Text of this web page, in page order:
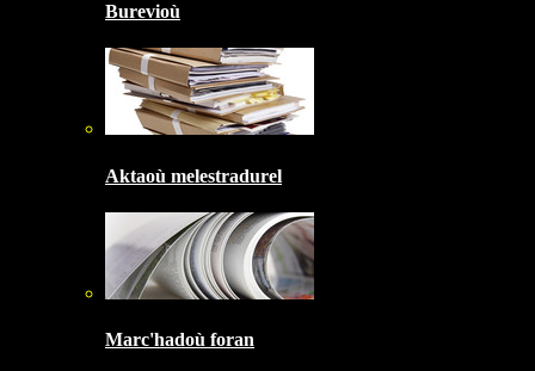
Burevioù
Aktaoù melestradurel
Marc'hadoù foran